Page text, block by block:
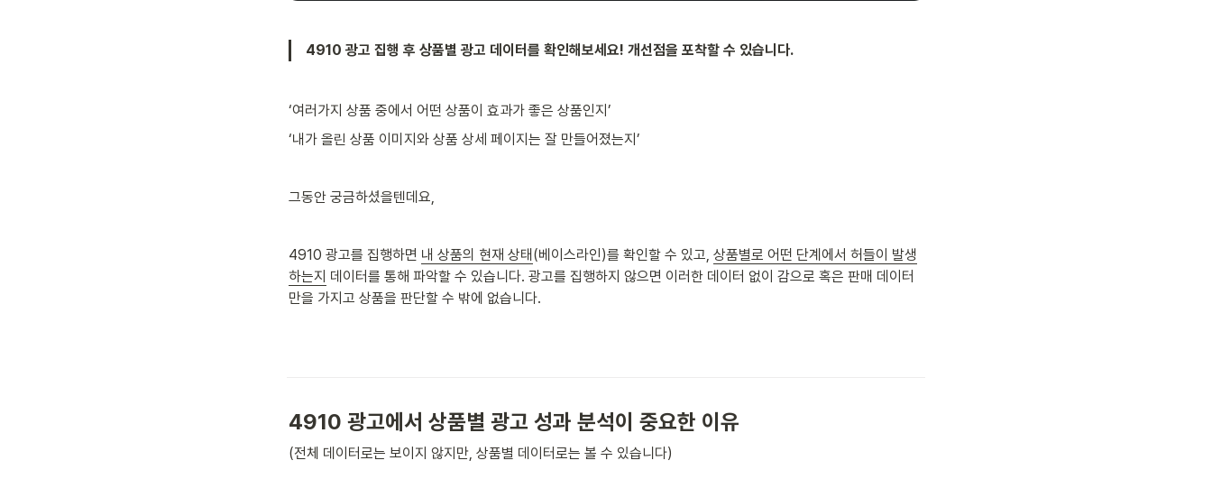
4910 광고 집행 후 상품별 광고 데이터를 확인해보세요! 개선점을 포착할 수 있습니다.
‘여러가지 상품 중에서 어떤 상품이 효과가 좋은 상품인지’
‘내가 올린 상품 이미지와 상품 상세 페이지는 잘 만들어졌는지’
그동안 궁금하셨을텐데요,
4910 광고를 집행하면 내 상품의 현재 상태 (베이스라인)를 확인할 수 있고, 상품별로 어떤 단계에서 허들이 발생
하는지 데이터를 통해 파악할 수 있습니다. 광고를 집행하지 않으면 이러한 데이터 없이 감으로 혹은 판매 데이터
만을 가지고 상품을 판단할 수 밖에 없습니다.
4910 광고에서 상품별 광고 성과 분석이 중요한 이유
(전체 데이터로는 보이지 않지만, 상품별 데이터로는 볼 수 있습니다)